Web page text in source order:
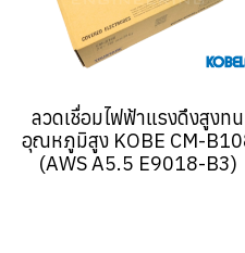
ลวดเชื่อมไฟฟ้าแรงดึงสูงทน
อุณหภูมิสูง KOBE CM-
(AWS A5.5 E9018-B3)